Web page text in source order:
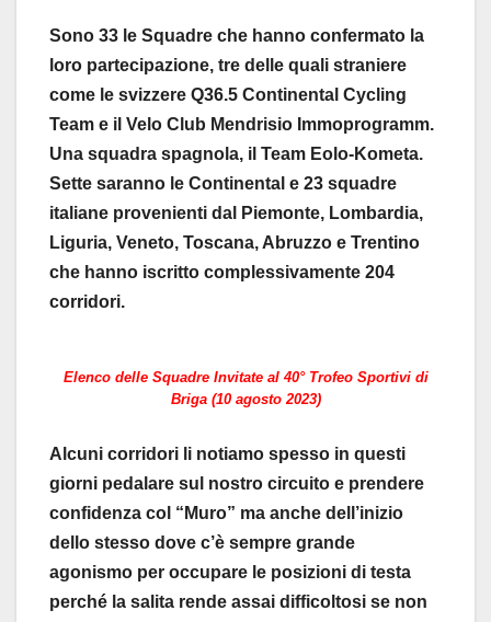
Sono 33 le Squadre che hanno confermato la
loro partecipazione, tre delle quali straniere
come le svizzere Q36.5 Continental Cycling
Team e il Velo Club Mendrisio Immoprogramm.
Una squadra spagnola, il Team Eolo-Kometa.
Sette saranno le Continental e 23 squadre
italiane provenienti dal Piemonte, Lombardia,
Liguria, Veneto, Toscana, Abruzzo e Trentino
che hanno iscritto complessivamente 204
corridori.
Elenco delle Squadre Invitate al 40° Trofeo Sportivi di
Briga (10 agosto 2023)
Alcuni corridori li notiamo spesso in questi
giorni pedalare sul nostro circuito e prendere
confidenza col “Muro” ma anche dell’inizio
dello stesso dove c’è sempre grande
agonismo per occupare le posizioni di testa
perché la salita rende assai difficoltosi se non